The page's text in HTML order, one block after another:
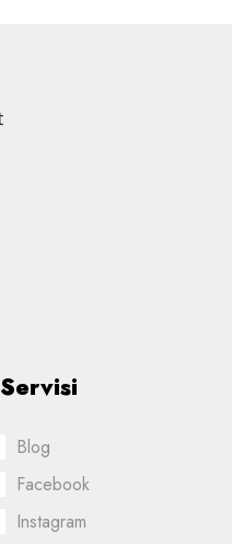
Servisi
Blog
Facebook
Instagram